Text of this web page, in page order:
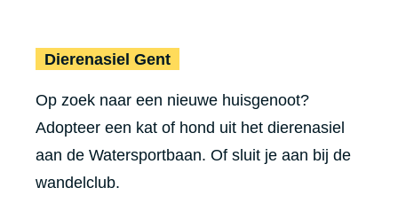
Dierenasiel Gent
Op zoek naar een nieuwe huisgenoot?
Adopteer een kat of hond uit het dierenasiel
aan de Watersportbaan. Of sluit je aan bij de
wandelclub.